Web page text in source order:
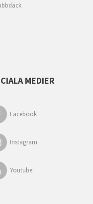
MEDIER
Facebook
Instagram
Youtube